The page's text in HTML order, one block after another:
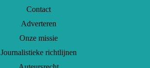
Contact
Adverteren
Onze missie
Journalistieke richtlijnen